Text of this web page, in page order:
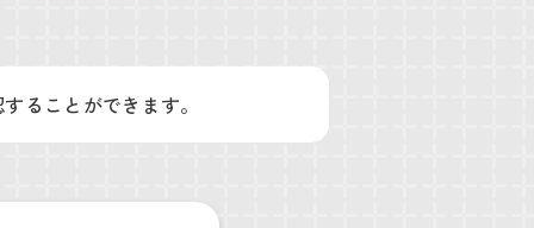
ることができます。